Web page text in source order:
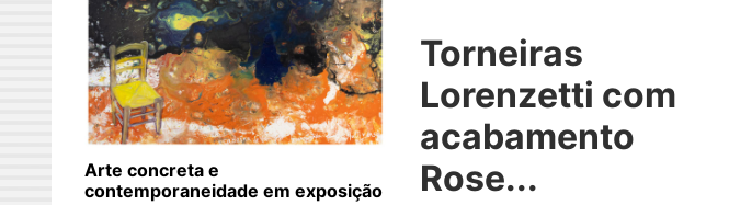
Torneiras
Lorenzetti com
acabamento
Rose...
Arte concreta e
contemporaneidade em exposição